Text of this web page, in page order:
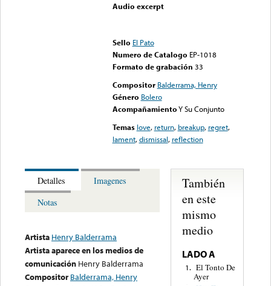
Audio excerpt
Sello El Pato
Numero de Catalogo EP-1018
Formato de grabación 33
Compositor Balderrama, Henry
Género Bolero
AcompañamientoY Su Conjunto
Temas love, return, breakup, regret,
lament,dismissal, reflection
Detalles
Imagenes
Notas
Artista Henry Balderrama
Artista aparece en los medios de
comunicación Henry Balderrama
Compositor Balderrama, Henry
También
en este
mismo
medio
LADO A
1. El Tonto De
Ayer